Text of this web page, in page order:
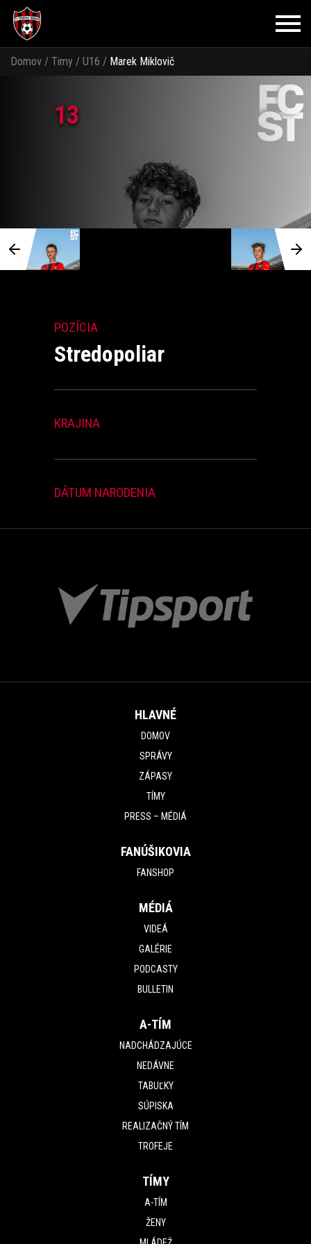
Domov / Timy / U16 / Marek Miklovič
13
POZÍCIA
Stredopoliar
KRAJINA
DÁTUM NARODENIA
HLAVNÉ
DOMOV
SPRÁVY
ZÁPASY
TÍMY
PRESS – MÉDIÁ
FANÚŠIKOVIA
FANSHOP
MÉDIÁ
VIDEÁ
GALÉRIE
PODCASTY
BULLETIN
A-TÍM
NADCHÁDZAJÚCE
NEDÁVNE
TABUĽKY
SÚPISKA
REALIZAČNÝ TÍM
TROFEJE
TÍMY
A-TÍM
ŽENY